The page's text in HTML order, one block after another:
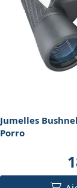
Jumelles
Porro